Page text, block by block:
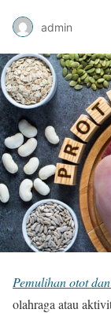
admin
Pemulihan otot
olahraga atau